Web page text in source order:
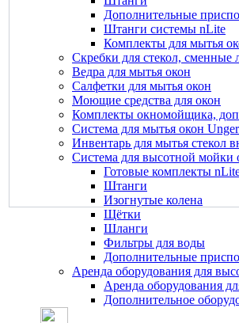
Дополнительные
Штанги системы nLite
Комплекты для мытья
Скребки для стекол, сменные
Ведра для мытья окон
Салфетки для мытья окон
Моющие средства для окон
Комплекты окномойщика,
Система для мытья окон
Инвентарь для мытья стекол
Система для высотной мойки
Готовые комплекты
Штанги
Изогнутые колена
Щётки
Шланги
Фильтры для воды
Дополнительные
Аренда оборудования для
Аренда оборудования
Дополнительное